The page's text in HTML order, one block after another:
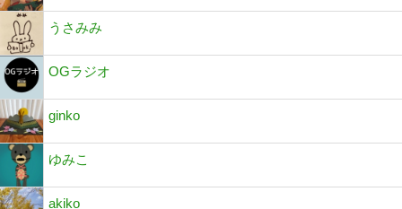
うさみみ
OGラジオ
ginko
ゆみこ
akiko